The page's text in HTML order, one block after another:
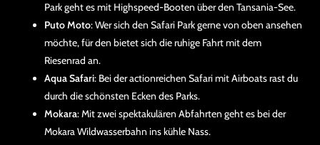
Park geht es mit Highspeed-Booten über den Tansania-See.
Puto Moto: Wer sich den Safari Park gerne von oben ansehen
möchte, für den bietet sich die ruhige Fahrt mit dem
Riesenrad an.
Aqua Safari: Bei der actionreichen Safari mit Airboats rast du
durch die schönsten Ecken des Parks.
Mokara: Mit zwei spektakulären Abfahrten geht es bei der
Mokara Wildwasserbahn ins kühle Nass.